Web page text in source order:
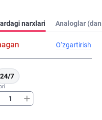
narxlari Analoglar
O‘zgartirish
24/7